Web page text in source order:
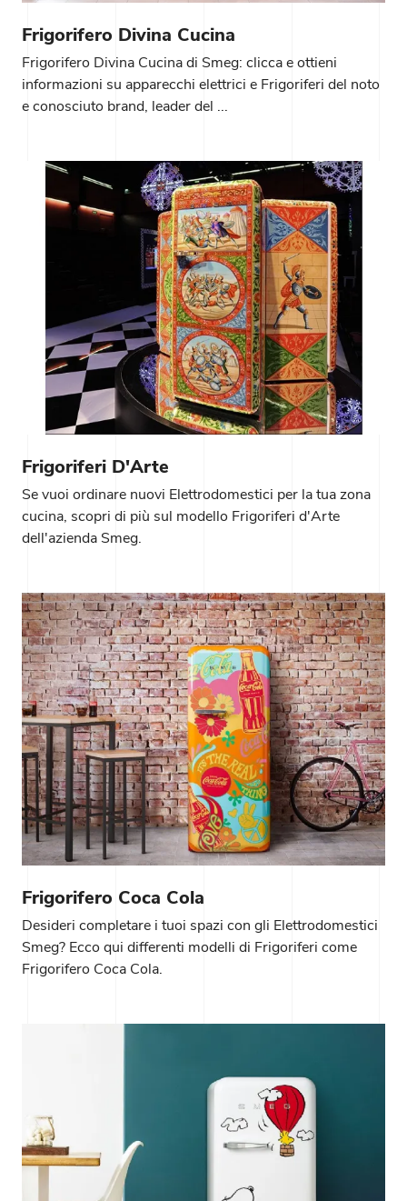
Frigorifero Divina Cucina
Frigorifero Divina Cucina di Smeg: clicca e ottieni
informazioni su apparecchi elettrici e Frigoriferi del noto
e conosciuto brand, leader del ...
Frigoriferi D'Arte
Se vuoi ordinare nuovi Elettrodomestici per la tua zona
cucina, scopri di più sul modello Frigoriferi d'Arte
dell'azienda Smeg.
Frigorifero Coca Cola
Desideri completare i tuoi spazi con gli Elettrodomestici
Smeg? Ecco qui differenti modelli di Frigoriferi come
Frigorifero Coca Cola.